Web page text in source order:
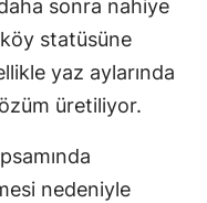
sonra nahiye
statüsüne
yaz aylarında
üretiliyor.
nedeniyle